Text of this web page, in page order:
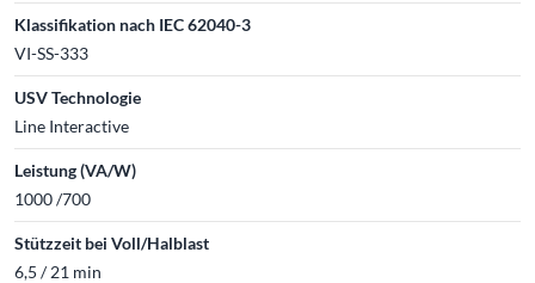
Klassifikation nach IEC 62040-3
VI-SS-333
USV Technologie
Line Interactive
Leistung (VA/W)
1000 /700
Stützzeit bei Voll/Halblast
6,5 / 21 min